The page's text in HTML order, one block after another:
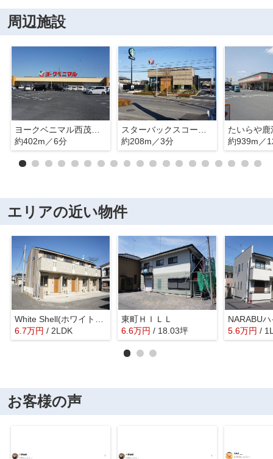
周辺施設
ヨークベニマル西茂呂店
約402m／6分
約208m／3分
たいらや鹿
約939m／
エリアの近い物件
6.7万円 / 2LDK
東町ＨＩＬＬ
6.6万円 / 18.03坪
NARABU
5.6万円 /
お客様の声